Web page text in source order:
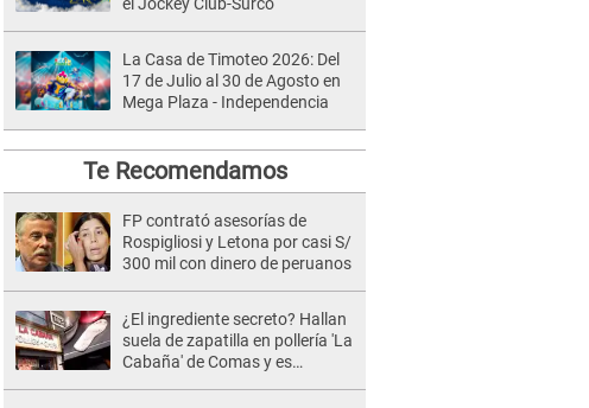
La Casa de Timoteo 2026: Del
17 de Julio al 30 de Agosto en
Mega Plaza - Independencia
Te Recomendamos
FP contrató asesorías de
Rospigliosi y Letona por casi S/
300 mil con dinero de peruanos
¿El ingrediente secreto? Hallan
suela de zapatilla en pollería 'La
Cabaña' de Comas y es